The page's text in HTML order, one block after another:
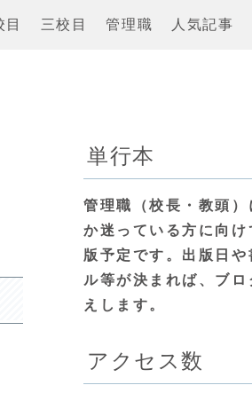
目 三校目 管理職 人気記事
単行本
管理職（校長・教頭）
か迷っている方に向け
版予定です。出版日や
ル等が決まれば、ブロ
えします。
アクセス数